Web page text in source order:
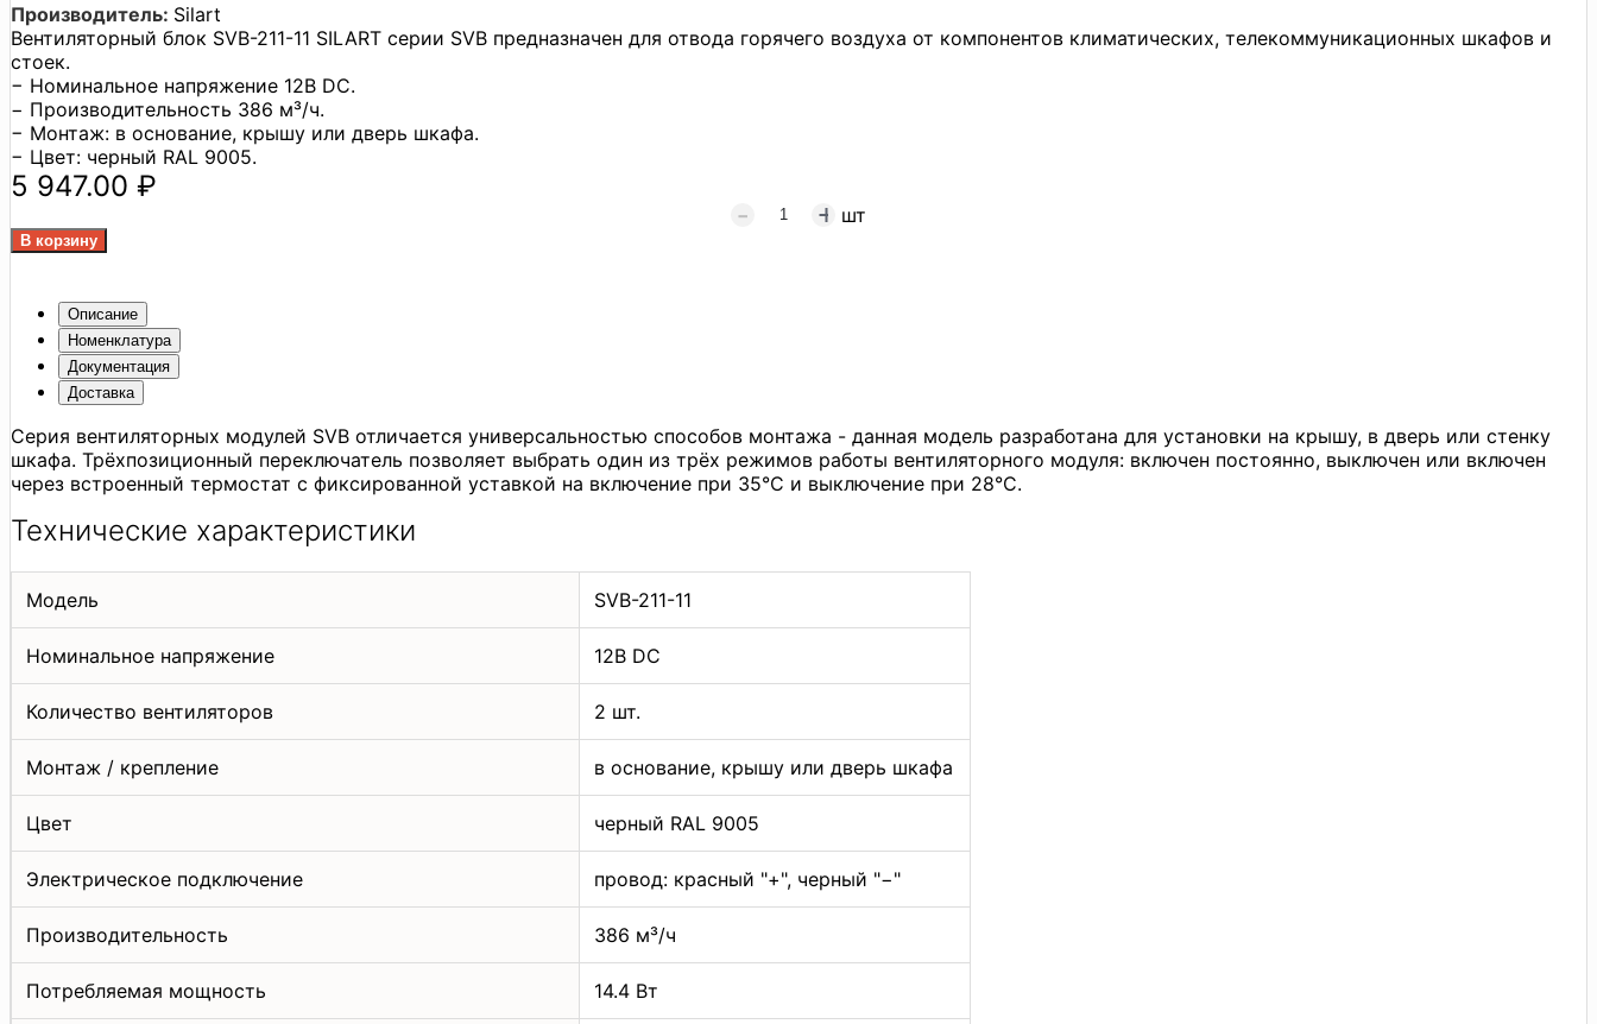
Производитель: Silart
Вентиляторный блок SVB-211-11 SILART серии SVB предназначен для отвода горячего воздуха от компонентов климатических, телекоммуникационных шкафов и
стоек.
− Номинальное напряжение 12В DC.
− Производительность 386 м³/ч.
− Монтаж: в основание, крышу или дверь шкафа.
− Цвет: черный RAL 9005.
5 947.00 ₽
шт
Описание
Номенклатура
Документация
Доставка
Серия вентиляторных модулей SVB отличается универсальностью способов монтажа - данная модель разработана для установки на крышу, в дверь или стенку
шкафа. Трёхпозиционный переключатель позволяет выбрать один из трёх режимов работы вентиляторного модуля: включен постоянно, выключен или включен
через встроенный термостат с фиксированной уставкой на включение при 35°С и выключение при 28°С.
Технические характеристики
Модель SVB-211-11
Номинальное напряжение 12В DC
Количество вентиляторов 2 шт.
Монтаж / крепление в основание, крышу или дверь шкафа
Цвет черный RAL 9005
Электрическое подключение провод: красный "+", черный "−"
Производительность 386 м³/ч
Потребляемая мощность 14.4 Вт